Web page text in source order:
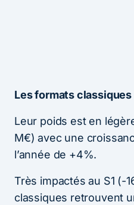
Les formats classiques
Leur poids est en
M€) avec une
l’année de +4%.
Très impactés au S1 (-
classiques retrouvent